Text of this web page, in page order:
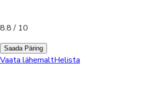
8.8 / 10
Saada Päring
Vaata lähemaltHelista